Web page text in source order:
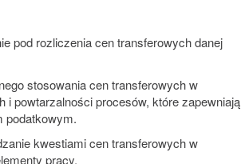
pod rozliczenia cen transferowych danej
stosowania cen transferowych w
i powtarzalności procesów, które zapewniają
podatkowym.
kwestiami cen transferowych w
pracy.